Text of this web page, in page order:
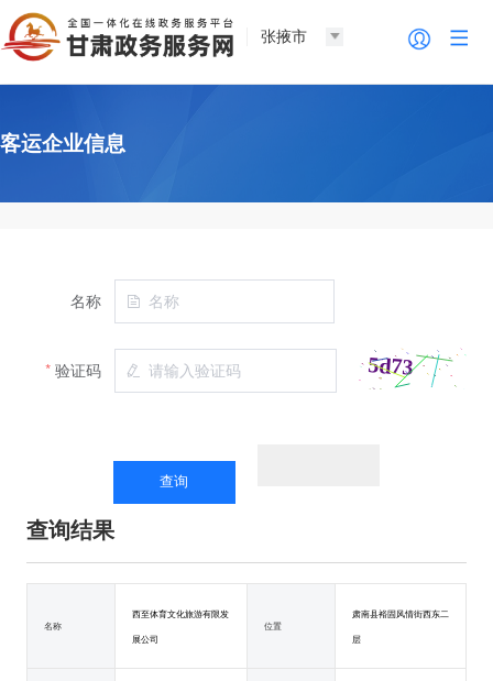
张掖市
客运企业信息
名称
验证码
查询结果
名称
西至体育文化旅游有限发
展公司
位置
肃南县裕固风情街西东二
层